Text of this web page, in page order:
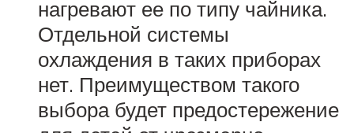
нагревают ее по типу чайника.
Отдельной системы
охлаждения в таких приборах
нет. Преимуществом такого
выбора будет предостережение